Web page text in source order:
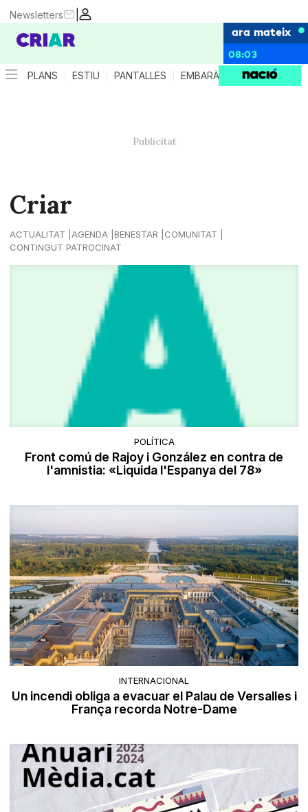
|
Newsletters
ara mateix
08:03
PLANS ESTIU PANTALLES EMBARÀS CRIANÇA
Criar
ACTUALITAT AGENDA BENESTAR
COMUNITAT
CONTINGUT PATROCINAT
POLÍTICA
Front comú de Rajoy i González en contra de
l'amnistia: «Liquida l'Espanya del 78»
INTERNACIONAL
Un incendi obliga a evacuar el Palau de Versalles i
França recorda Notre-Dame